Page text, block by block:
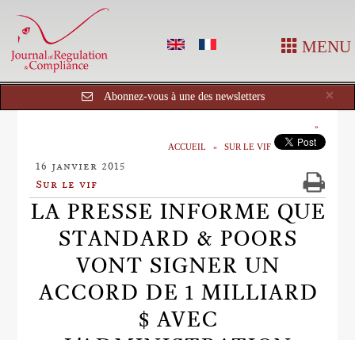
MENU
×
Abonnez-vous à une des newsletters
ACCUEIL SUR LE VIF
16 janvier 2015
Sur le vif
LA PRESSE INFORME QUE
STANDARD & POORS
VONT SIGNER UN
ACCORD DE 1 MILLIARD
$ AVEC